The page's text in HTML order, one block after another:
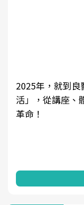
2025年，就到
活」，從講座、
革命！